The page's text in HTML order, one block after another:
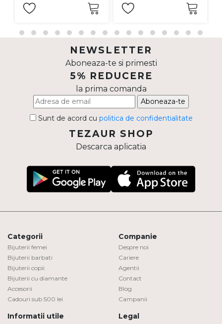
NEWSLETTER
Aboneaza-te si primesti
5% REDUCERE
la prima comanda
Aboneaza-te
Sunt de acord cu politica de confidentialitate
TEZAUR SHOP
Descarca aplicatia
Categorii
Bijuterii femei
Bijuterii barbati
Bijuterii copii
Bijuterii cu diamante
Accesorii
Cadouri sub 500 lei
Companie
Despre noi
Cariere
Agentii
Contact
Blog
Campanii
Informatii utile Legal